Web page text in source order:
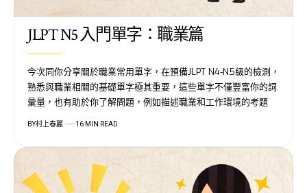
JLPT N5 入門單字：職業篇
今次同你分享關於職業常用單字，在預備JLPT N4-N5級的檢測，
熟悉與職業相關的基礎單字極其重要，這些單字不僅豐富你的詞
彙量，也有助於你了解問題，例如描述職業和工作環境的考題
BY村上春麗 16 MIN READ